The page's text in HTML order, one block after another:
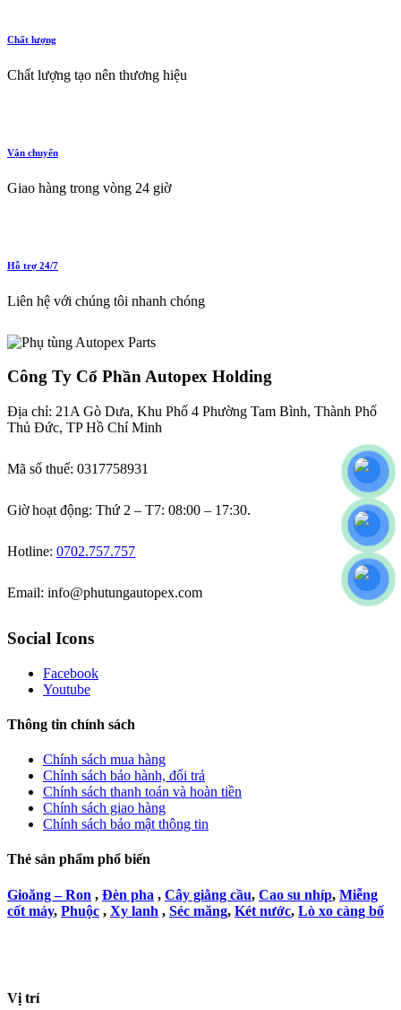
Chất lượng
Chất lượng tạo nên thương hiệu
Vận chuyển
Giao hàng trong vòng 24 giờ
Hỗ trợ 24/7
Liên hệ với chúng tôi nhanh chóng
Công Ty Cổ Phần Autopex Holding
Địa chỉ: 21A Gò Dưa, Khu Phố 4 Phường Tam Bình, Thành Phố
Thủ Đức, TP Hồ Chí Minh
Mã số thuế: 0317758931
Giờ hoạt động: Thứ 2 – T7: 08:00 – 17:30.
Hotline: 0702.757.757
Email: info@phutungautopex.com
Social Icons
Facebook
Youtube
Thông tin chính sách
Chính sách mua hàng
Chính sách bảo hành, đổi trả
Chính sách thanh toán và hoàn tiền
Chính sách giao hàng
Chính sách bảo mật thông tin
Thẻ sản phẩm phổ biến
Gioăng – Ron , Đèn pha , Cây giằng cầu, Cao su nhíp, Miễng
cốt máy, Phuộc , Xy lanh , Séc măng, Két nước, Lò xo càng bố
Vị trí